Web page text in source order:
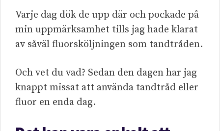
Varje dag dök de upp där och pockade på
min uppmärksamhet tills jag hade klarat
av såväl fluorsköljningen som tandtråden.
Och vet du vad? Sedan den dagen har jag
knappt missat att använda tandtråd eller
fluor en enda dag.